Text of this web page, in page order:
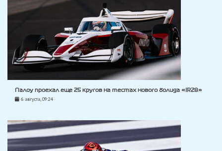
Палоу проехал еще 25 кругов на тестах нового болида «IR28»
6 августа, 09:24